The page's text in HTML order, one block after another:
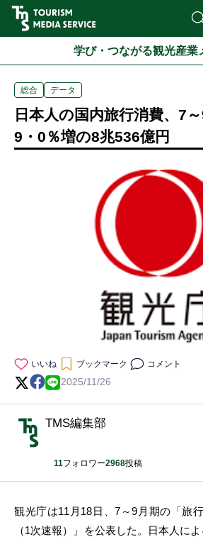
学び・つながる観光産業
総合 データ
日本人の国内旅行消費、7
9・0％増の8兆536億円
いいね ブックマーク コメント
2025/11/26
TMS編集部
11フォロワー2968投稿
観光庁は11月18日、7～9月期の「旅
（1次速報）」を公表した。日本人に